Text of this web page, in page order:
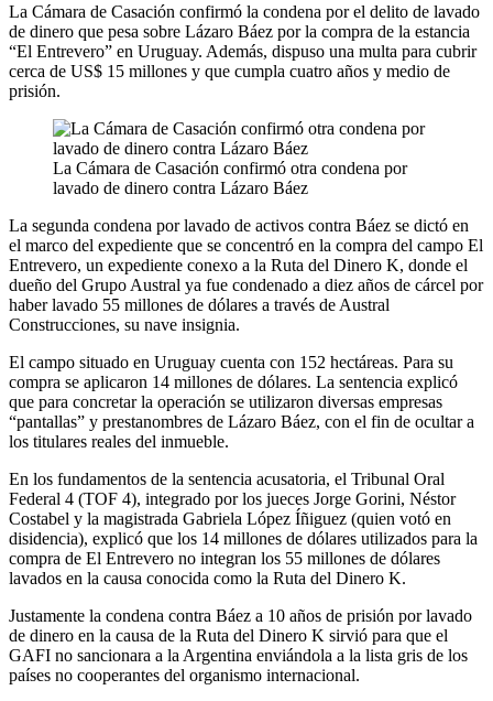
La Cámara de Casación confirmó la condena por el delito de lavado
de dinero que pesa sobre Lázaro Báez por la compra de la estancia
“El Entrevero” en Uruguay. Además, dispuso una multa para cubrir
cerca de US$ 15 millones y que cumpla cuatro años y medio de
prisión.
La Cámara de Casación confirmó otra condena por
lavado de dinero contra Lázaro Báez
La segunda condena por lavado de activos contra Báez se dictó en
el marco del expediente que se concentró en la compra del campo El
Entrevero, un expediente conexo a la Ruta del Dinero K, donde el
dueño del Grupo Austral ya fue condenado a diez años de cárcel por
haber lavado 55 millones de dólares a través de Austral
Construcciones, su nave insignia.
El campo situado en Uruguay cuenta con 152 hectáreas. Para su
compra se aplicaron 14 millones de dólares. La sentencia explicó
que para concretar la operación se utilizaron diversas empresas
“pantallas” y prestanombres de Lázaro Báez, con el fin de ocultar a
los titulares reales del inmueble.
En los fundamentos de la sentencia acusatoria, el Tribunal Oral
Federal 4 (TOF 4), integrado por los jueces Jorge Gorini, Néstor
Costabel y la magistrada Gabriela López Íñiguez (quien votó en
disidencia), explicó que los 14 millones de dólares utilizados para la
compra de El Entrevero no integran los 55 millones de dólares
lavados en la causa conocida como la Ruta del Dinero K.
Justamente la condena contra Báez a 10 años de prisión por lavado
de dinero en la causa de la Ruta del Dinero K sirvió para que el
GAFI no sancionara a la Argentina enviándola a la lista gris de los
países no cooperantes del organismo internacional.